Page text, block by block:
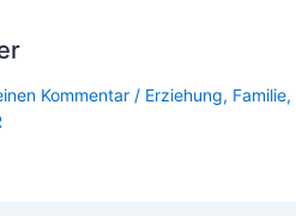
Kommentar / Erziehung, Familie,